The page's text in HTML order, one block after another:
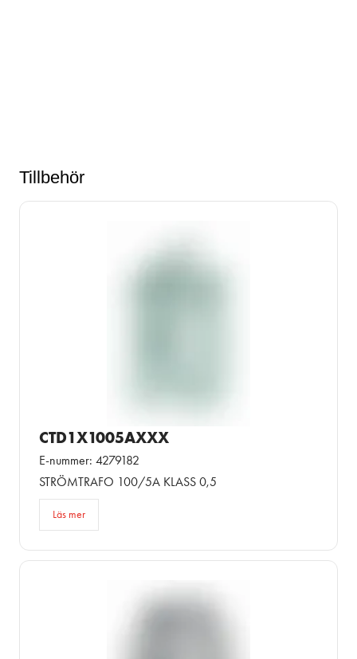
Tillbehör
CTD1X1005AXXX
E-nummer: 4279182
STRÖMTRAFO 100/5A KLASS 0,5
Läs mer